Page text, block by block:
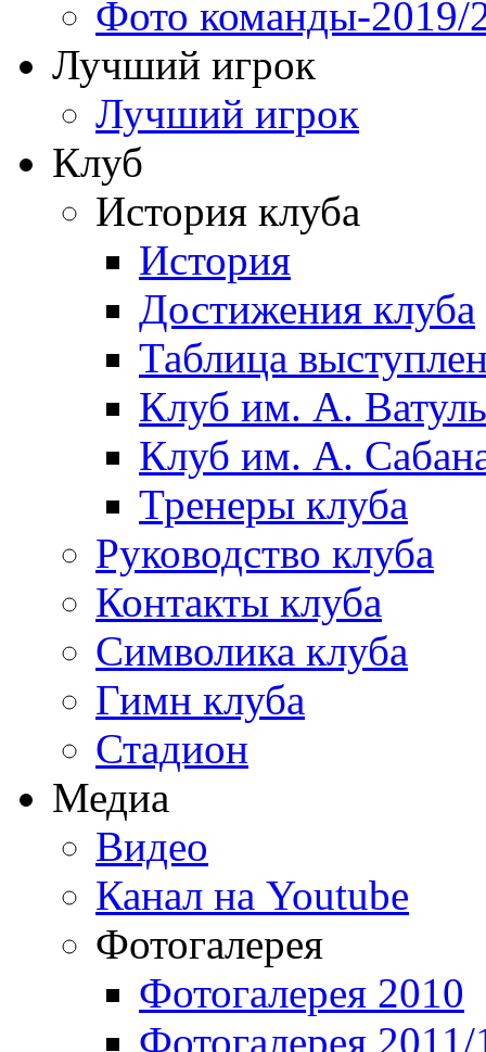
Фото команды-2019/
Лучший игрок
Лучший игрок
Клуб
История клуба
История
Достижения клуба
Таблица
Клуб им. А.
Клуб им. А.
Тренеры клуба
Руководство клуба
Контакты клуба
Символика клуба
Гимн клуба
Стадион
Медиа
Видео
Канал на Youtube
Фотогалерея
Фотогалерея 2010
Фотогалерея 2011/